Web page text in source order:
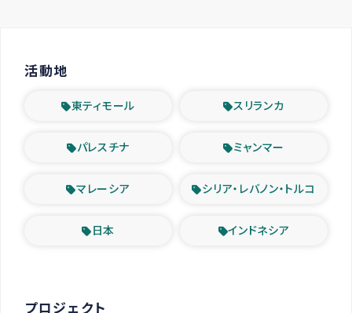
活動地
東ティモール スリランカ
パレスチナ ミャンマー
マレーシア シリア・レバノン・トルコ
日本 インドネシア
プロジェクト